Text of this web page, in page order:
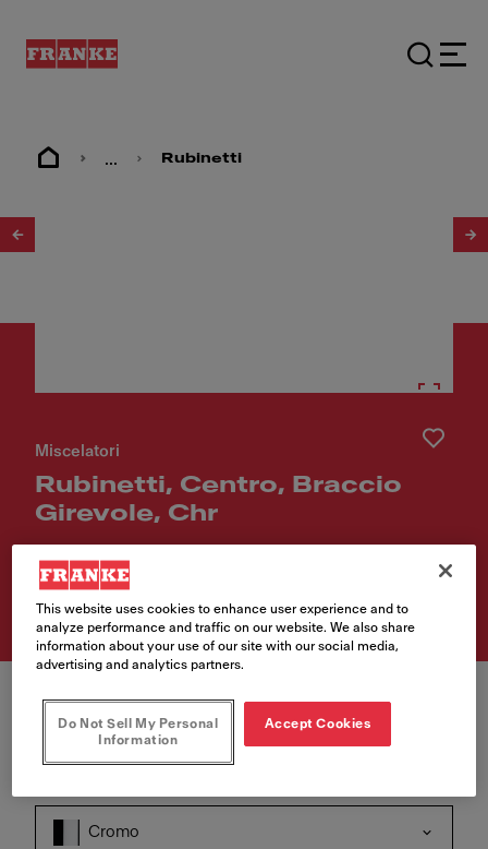
... Rubinetti
Miscelatori
Rubinetti, Centro, Braccio
Girevole, Chr
Numero di articolo
115.0600.095
Cromo
This website uses cookies to enhance user experience and to
analyze performance and traffic on our website. We also share
information about your use of our site with our social media,
advertising and analytics partners.
Do Not Sell My Personal
Information
Accept Cookies